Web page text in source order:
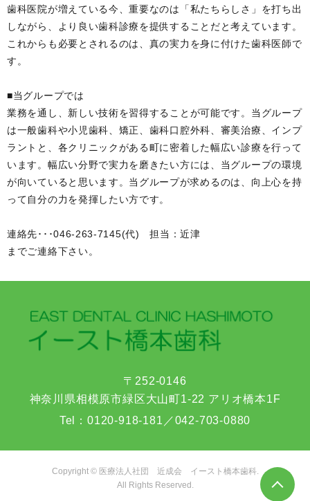
歯科医院が増えている今、重要なのは「私たちらしさ」を打ち出
しながら、より良い歯科診療を提供することだと考えています。
これからも必要とされるのは、真の実力を身に付けた歯科医師で
す。
■当グループでは
業務を通し、新しい技術を習得することが可能です。当グループ
は一般歯科や小児歯科、矯正、歯科口腔外科、審美治療、インプ
ラントと、各クリニックがある町に密着した幅広い診療を行って
います。幅広い分野で実力を磨きたい方には、当グループの環境
が向いていると思います。当グループが求めるのは、向上心を持
って自分の力を発揮したい方です。
連絡先･･･046-263-7145(代) 担当：近津
までご連絡下さい。
〒252-0146
神奈川県相模原市緑区大山町1-22 アリオ橋本1F
Tel：0120-918-181 ／042-703-0880
Copyright © 医療法人社団 近成会 イースト橋本歯科.
All Rights Reserved.